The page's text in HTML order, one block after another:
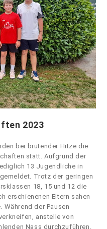
2023
bei brütender Hitze die
statt. Aufgrund der
13 Jugendliche in
Trotz der geringen
18, 15 und 12 die
erschienenen Eltern sahen
der Pausen
anstelle von
Nass durchzuführen.